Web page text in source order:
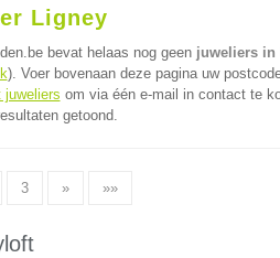
Ligney
bevat helaas nog geen juweliers in
). Voer bovenaan deze pagina uw
om via één e-mail in contact te
getoond.
3 » »»